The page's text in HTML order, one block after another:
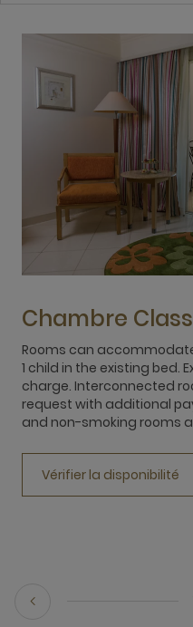
Chambre
Rooms can
1 child in the existing bed.
charge. Interconnected
request with additional
and non-smoking rooms
Vérifier la disponibilité